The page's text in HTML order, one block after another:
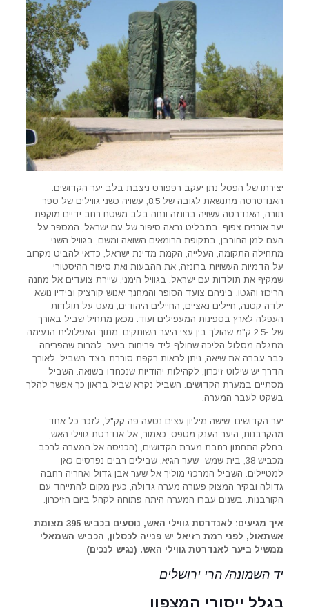
יצירתו של הפסל נתן יעקב רפפורט ניצבת בלב יער הקדושים.
האנדטרטה מתנשאת לגובה של 8.5, עשויה כשני גווילים של ספר
תורה, האנדרטה עשויה ברונזה ונחה בלב משטח רחב ידיים מוקפת
יער אורנים צפוף. בתבליט נראה סיפור של עם ישראל, המספר על
העם למן החורבן, בתקופת הרומאים השואה ומשם, בגוויל השני
מתחילה התקומה, העלייה, הקמת מדינת ישראל, כדאי להביט מקרוב
על הדמיות העשויות ברונזה, את ההבעות ואת סיפור ההיסטורי
שמקיף את תולדות עם ישראל. בגוויל הימני, שיירת צועדים אל מחנה
הריכוז והגטו. ביניהם צועד הסופר והמחנך יאנוש קורצ'ק ובידיו נושא
ילדה קטנה, חיילים נאציים, החיילים היהודים, מעט על תולדות
העפלה לארץ בספינות המעפילים ועוד. מכאן מתחיל שביל באורך
של -2.5 ק"מ שהולך בין עצי היער השותקים. מתוך האפלולית הנעימה
מתגלה מסלול הליכה שחולף ליד פריחות ביער, למרות שהפריחה
כבר עברה את שיאה, ניתן לראות רקפת סוררת בצד השביל. לאורך
הדרך יש שילוט זיכרון, לקהילות יהודיות שנכחדו בשואה. השביל
מסתיים במערת הקדושים. השביל נקרא שביל בראון כך אפשר להלך
בשקט לעבר המערה.
יער הקדושים. שישה מיליון עצים נטעה פה קק"ל, לזכר כל אחד
מהקרבנות, היער הענק מטפס, כאמור, אל אנדרטת גווילי האש,
בחלק התחתון רחבת מערת הקדושים, (הכניסה אל המערה לרכב
מכביש 38, בית שמש- שער הגיא, שבילים רבים נפרסים כאן
למטיילים. השביל המרכזי מוליך אל שער אבן גדול ואחריה רחבה
גדולה ובקיר המצוק פעורה מערה גדולה, כעין מקום להתייחד עם
הקורבנות. בשנים עברו המערה היתה פתוחה לקהל ביום הזיכרון.
איך מגיעים: לאנדרטת גווילי האש, נוסעים בכביש 395 מצומת
אשתאול, לפני רמת רזיאל יש פנייה לכסלון, הכביש השמאלי
ממשיל ביער לאנדרטת גווילי האש. (נגיש לנכים)
יד השמונה/ הרי ירושלים
בגלל ייסורי המצפון